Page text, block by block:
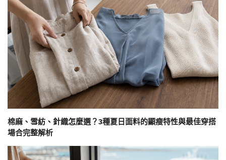
棉麻、雪紡、針織怎麼選？3種夏日面料的顯瘦特性與最佳穿搭
場合完整解析